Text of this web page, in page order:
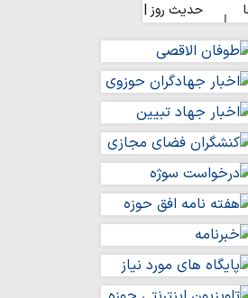
حدیث روز | رضایت خدا یا رضایت مردم؟